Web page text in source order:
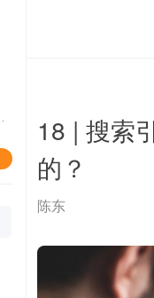
18 | 搜索
的？
陈东